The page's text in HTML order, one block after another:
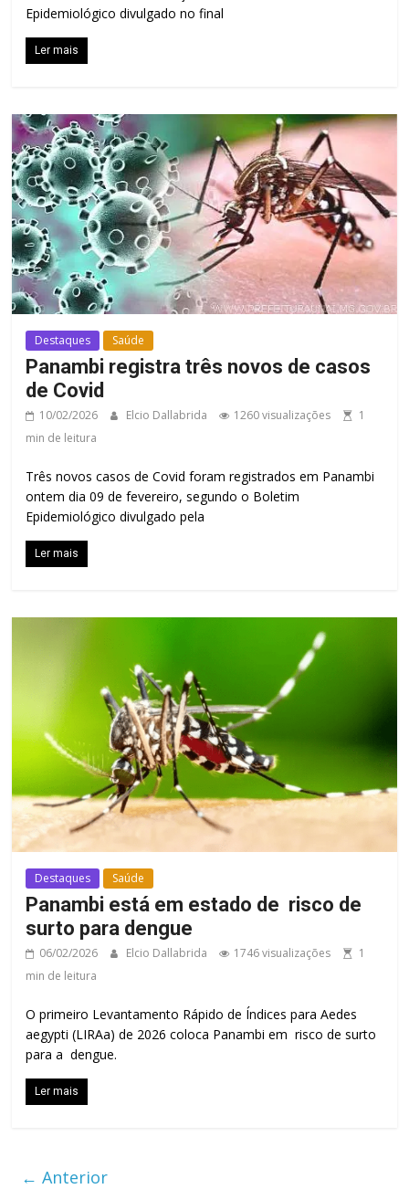
Epidemiológico divulgado no final
Ler mais
Destaques Saúde
Panambi registra três novos de casos
de Covid
10/02/2026 Elcio Dallabrida 1260 visualizações
1
min de leitura
Três novos casos de Covid foram registrados em Panambi
ontem dia 09 de fevereiro, segundo o Boletim
Epidemiológico divulgado pela
Ler mais
Destaques Saúde
Panambi está em estado de risco de
surto para dengue
06/02/2026 Elcio Dallabrida 1746 visualizações
1
min de leitura
O primeiro Levantamento Rápido de Índices para Aedes
aegypti (LIRAa) de 2026 coloca Panambi em risco de surto
para a dengue.
Ler mais
← Anterior